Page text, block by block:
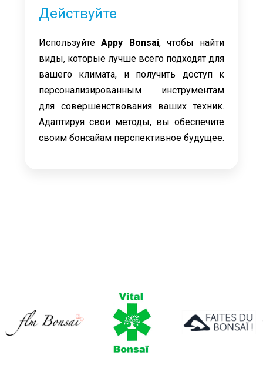
Действуйте
ИспользуйтеAppy Bonsai, чтобы найти
виды, которые лучше всего подходят для
вашего климата, и получить доступ к
персонализированным инструментам
для совершенствования ваших техник.
Адаптируя свои методы, вы обеспечите
своим бонсайам перспективное будущее.